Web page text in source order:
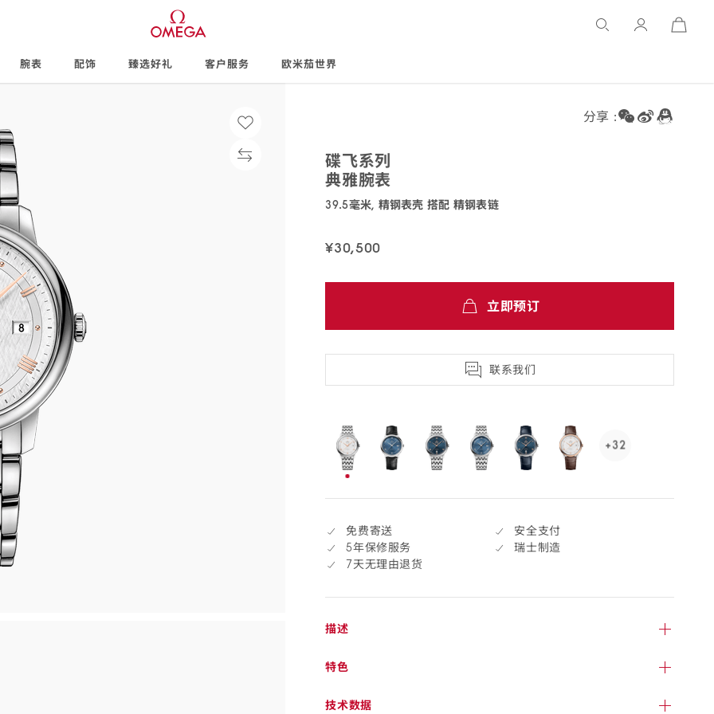
Open
腕表 配饰 臻选好礼 客户服务 欧米茄世界
分享 :
碟飞系列
典雅腕表
39.5毫米, 精钢表壳 搭配 精钢表链
¥30,500
配
退
立即预订
联系我们
selected
选
+32
See
click
免费寄送
安全支付
5年保修服务
瑞士制造
7天无理由退货
描述
特色
技术数据